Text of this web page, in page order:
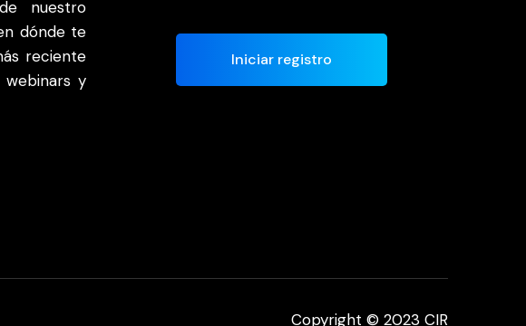
nuestro
dónde te
reciente
webinars y
Iniciar registro
Copyright © 2023 CIR